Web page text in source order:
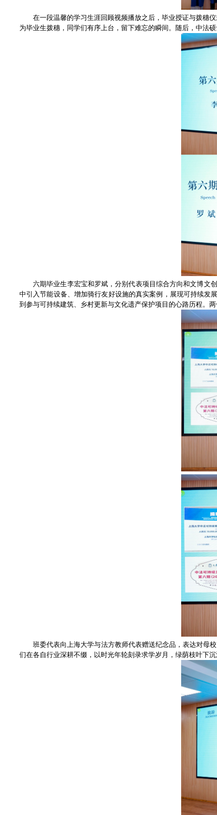
在一段温馨的学习生涯回顾视频播放之后，毕业授证与拨穗
为毕业生拨穗，同学们有序上台，留下难忘的瞬间。随后，中法
六期毕业生李宏宝和罗斌，分别代表项目综合方向和文博文
中引入节能设备、增加骑行友好设施的真实案例，展现可持续发
到参与可持续建筑、乡村更新与文化遗产保护项目的心路历程。
班委代表向上海大学与法方教师代表赠送纪念品，表达对母
们在各自行业深耕不缀，以时光年轮刻录求学岁月，绿荫枝叶下